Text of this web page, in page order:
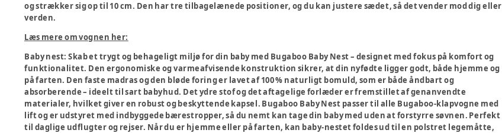
og strækker sig op til 10 cm. Den har tre tilbagelænede positioner, og du kan justere sædet, så det vender mod dig eller
verden.
Læs mere om vognen her:
Baby nest: Skab et trygt og behageligt miljø for din baby med Bugaboo Baby Nest – designet med fokus på komfort og
funktionalitet. Den ergonomiske og varmeafvisende konstruktion sikrer, at din nyfødte ligger godt, både hjemme og
på farten. Den faste madras og den bløde foring er lavet af 100 % naturligt bomuld, som er både åndbart og
absorberende – ideelt til sart babyhud. Det ydre stof og det aftagelige forlæder er fremstillet af genanvendte
materialer, hvilket giver en robust og beskyttende kapsel. Bugaboo Baby Nest passer til alle Bugaboo-klapvogne med
lift og er udstyret med indbyggede bærestropper, så du nemt kan tage din baby med uden at forstyrre søvnen. Perfekt
til daglige udflugter og rejser. Når du er hjemme eller på farten, kan baby-nestet foldes ud til en polstret legemåtte,